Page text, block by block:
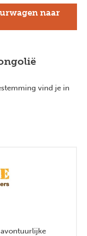
naar
vind je in
avontuurlijke